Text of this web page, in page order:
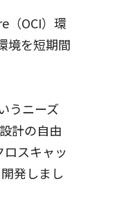
（OCI）環
境を短期間
うニーズ
計の自由
スキャッ
発しまし